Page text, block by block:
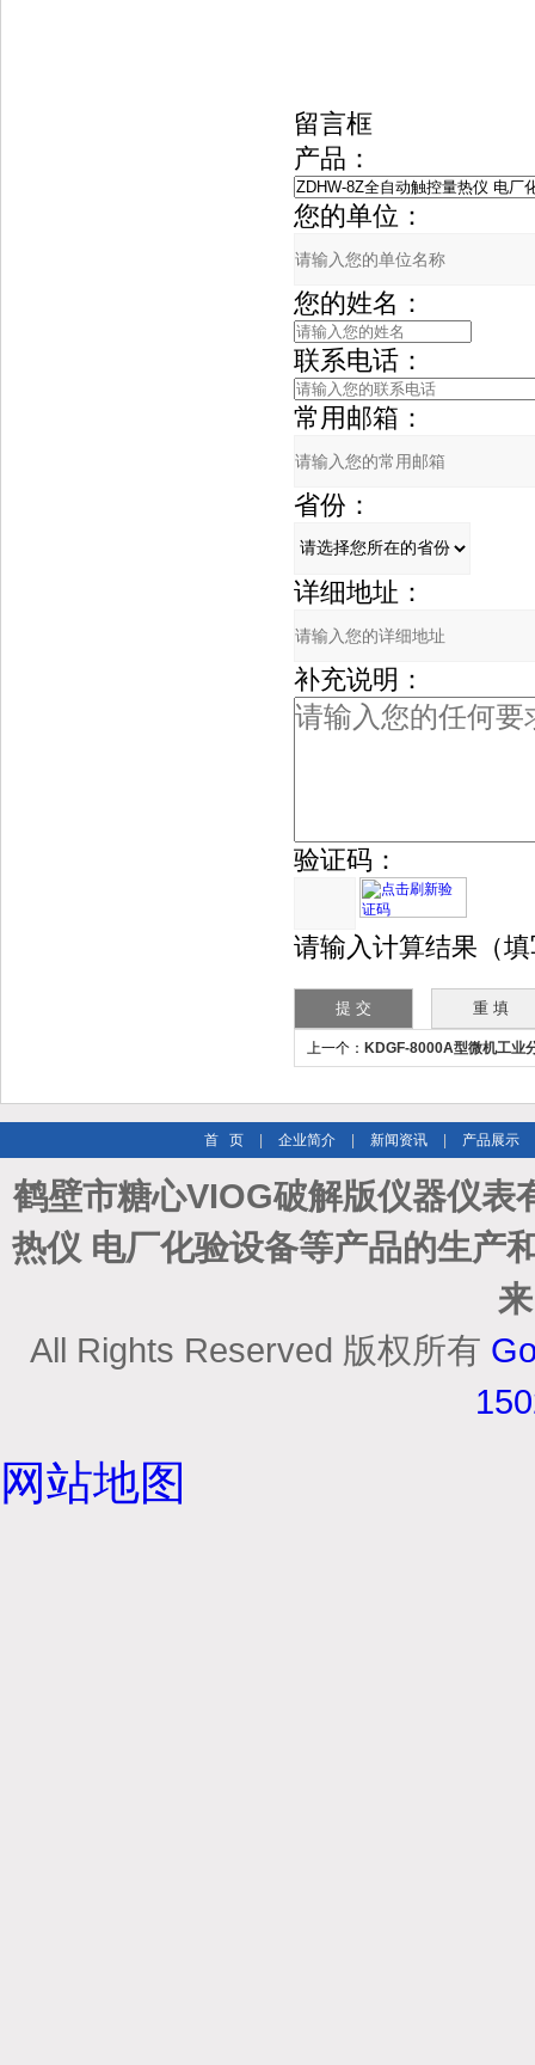
留言框
产品：
您的单位：
您的姓名：
联系电话：
常用邮箱：
省份：
详细地址：
补充说明：
验证码：
请输入计算结果（
上一个： KDGF-8000A型微机工业
首 页 企业简介 新闻资讯 产品展示
鹤壁市糖心VIOG破解版仪器仪
热仪 电厂化验设备等产品的生产
All Rights Reserved 版权所有
网站地图